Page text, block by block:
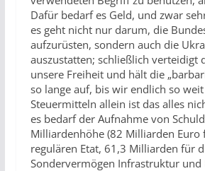
Dafür bedarf es Geld, und zwar
es geht nicht nur darum, die
aufzurüsten, sondern auch die
auszustatten; schließlich verteidigt
unsere Freiheit und hält die
so lange auf, bis wir endlich so
Steuermitteln allein ist das alles
es bedarf der Aufnahme von
Milliardenhöhe (82 Milliarden Euro
regulären Etat, 61,3 Milliarden für
Sondervermögen Infrastruktur und